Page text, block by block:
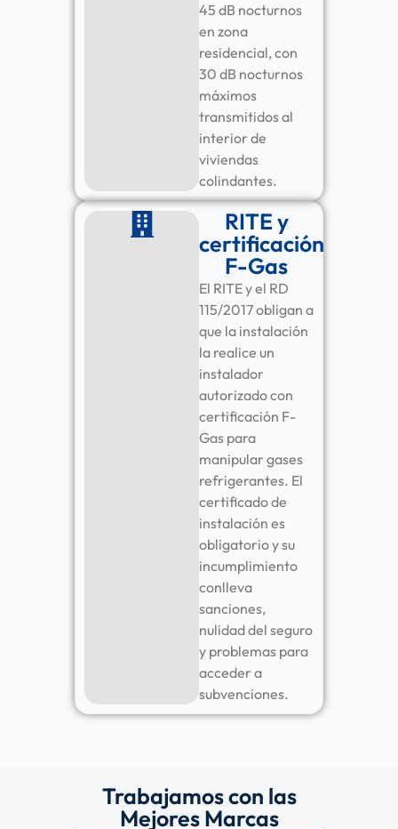
45 dB nocturnos
en zona
residencial, con
30 dB nocturnos
máximos
transmitidos al
interior de
viviendas
colindantes.
RITE y
certificación
F-Gas
El RITE y el RD
115/2017 obligan a
que la instalación
la realice un
instalador
autorizado con
certificación F-
Gas para
manipular gases
refrigerantes. El
certificado de
instalación es
obligatorio y su
incumplimiento
conlleva
sanciones,
nulidad del seguro
y problemas para
acceder a
subvenciones.
Trabajamos con las
Mejores Marcas